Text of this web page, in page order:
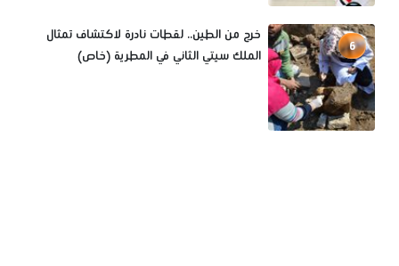
6
خرج من الطين.. لقطات نادرة لاكتشاف تمثال
الملك سيتي الثاني في المطرية (خاص)